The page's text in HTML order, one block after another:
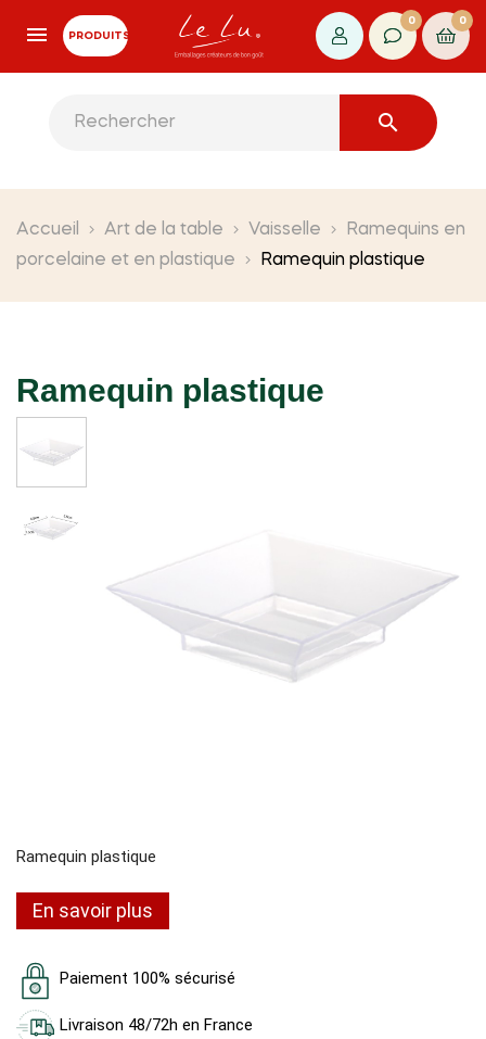
PRODUITS
0 0

Accueil Art de la table Vaisselle
Ramequins en
porcelaine et en plastique
Ramequin plastique
Ramequin plastique
Ramequin plastique
En savoir plus
Paiement 100% sécurisé
Livraison 48/72h en France